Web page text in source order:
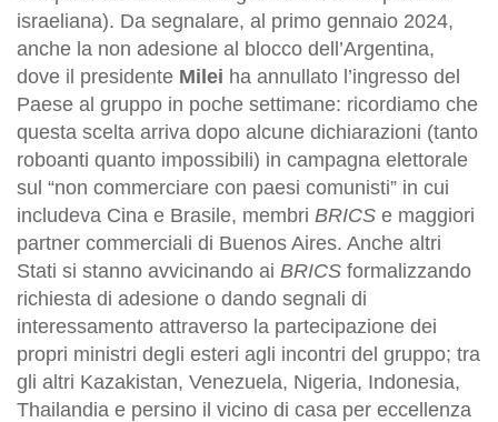
israeliana). Da segnalare, al primo gennaio 2024,
anche la non adesione al blocco dell’Argentina,
dove il presidente Milei ha annullato l’ingresso del
Paese al gruppo in poche settimane: ricordiamo che
questa scelta arriva dopo alcune dichiarazioni (tanto
roboanti quanto impossibili) in campagna elettorale
sul “non commerciare con paesi comunisti” in cui
includeva Cina e Brasile, membri BRICS e maggiori
partner commerciali di Buenos Aires. Anche altri
Stati si stanno avvicinando ai BRICS formalizzando
richiesta di adesione o dando segnali di
interessamento attraverso la partecipazione dei
propri ministri degli esteri agli incontri del gruppo; tra
gli altri Kazakistan, Venezuela, Nigeria, Indonesia,
Thailandia e persino il vicino di casa per eccellenza